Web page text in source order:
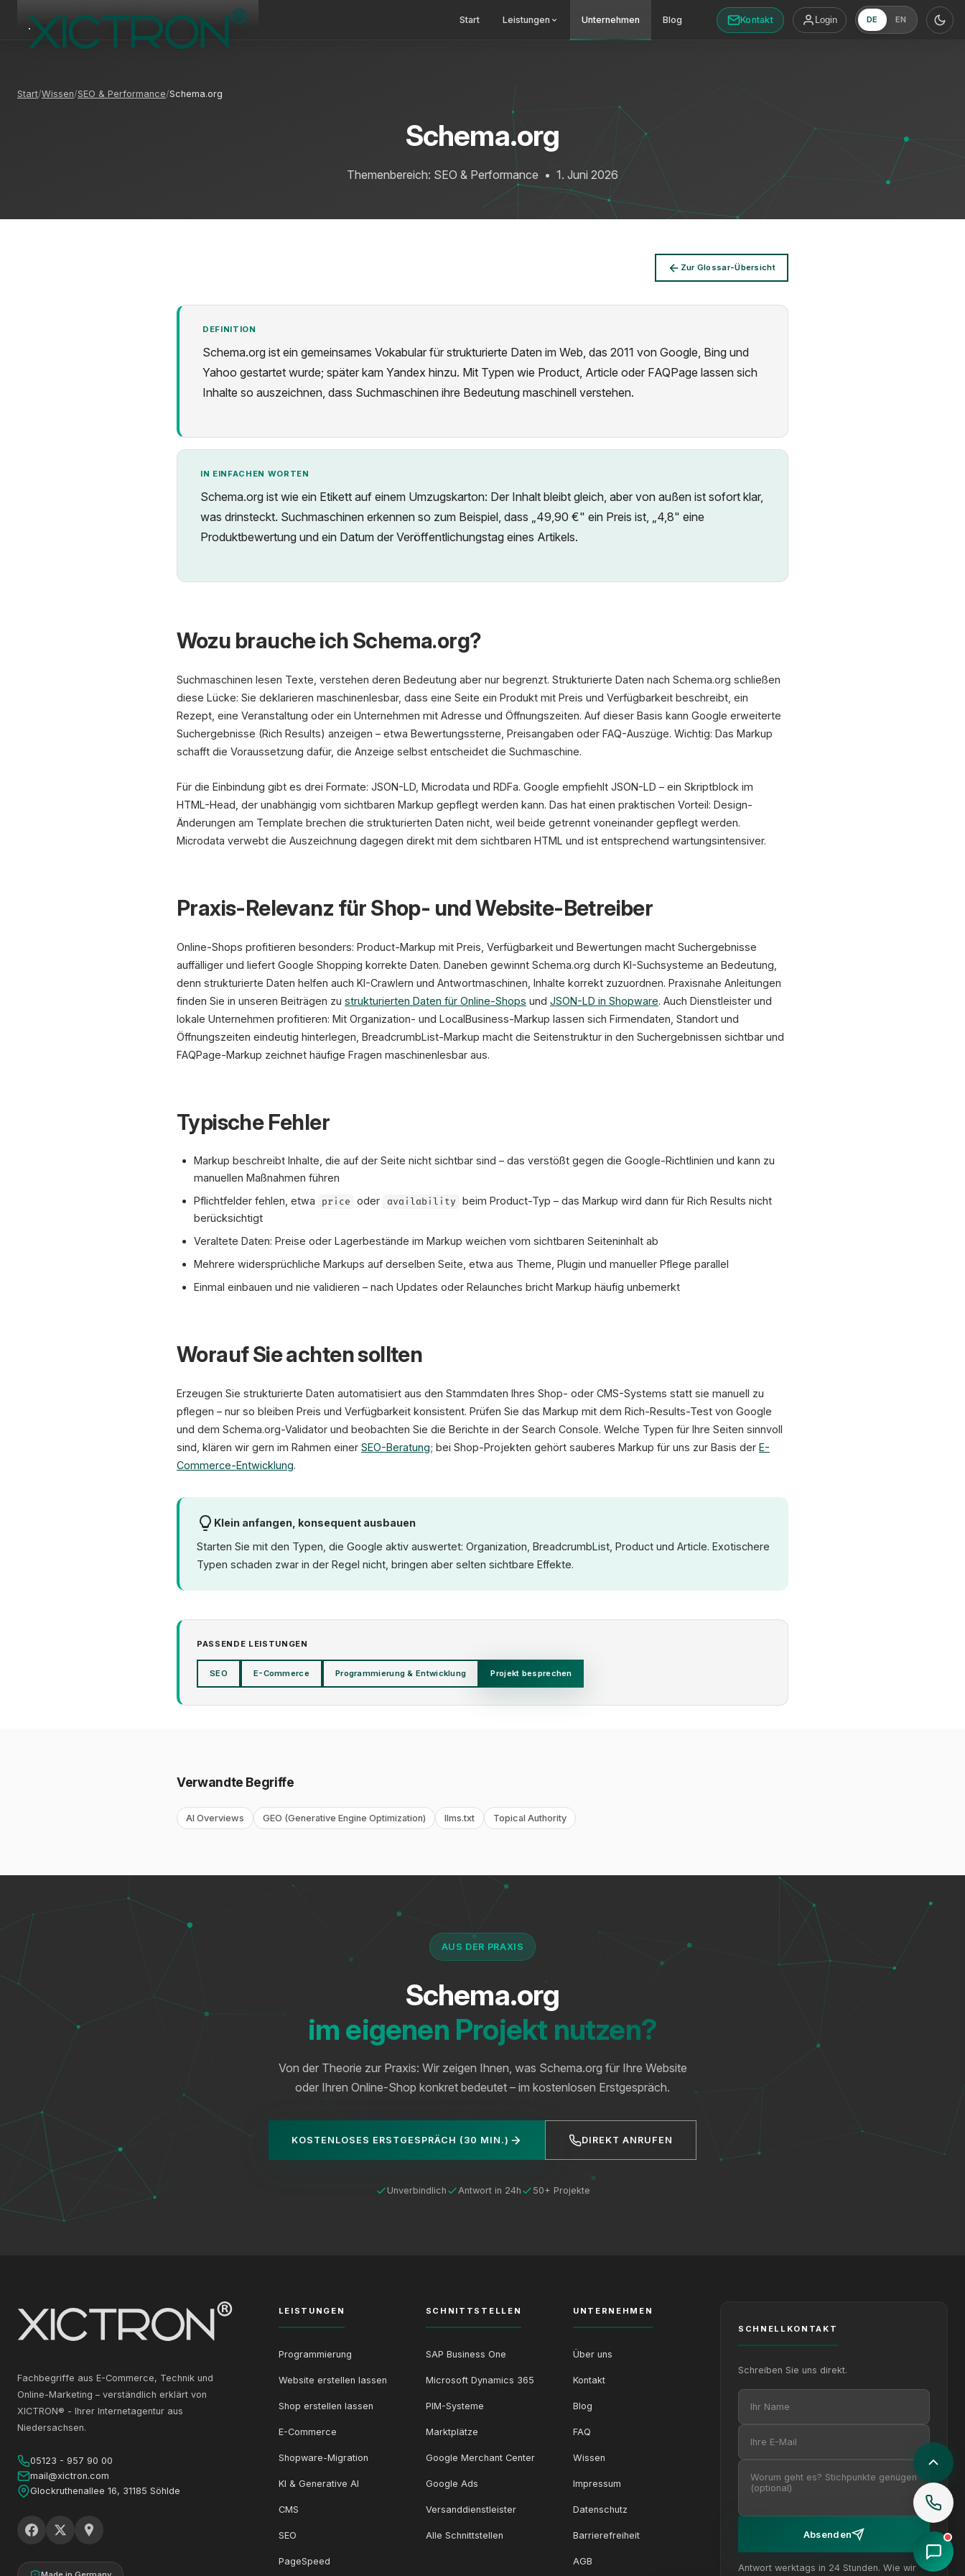
Start Leistungen Unternehmen Blog Kontakt Login DE EN
Start Wissen SEO & Performance Schema.org
Schema.org
Themenbereich: SEO & Performance • 1. Juni 2026
Zur Glossar-Übersicht
DEFINITION
Schema.org ist ein gemeinsames Vokabular für strukturierte Daten im Web, das 2011 von Google, Bing und
Yahoo gestartet wurde; später kam Yandex hinzu. Mit Typen wie Product, Article oder FAQPage lassen sich
Inhalte so auszeichnen, dass Suchmaschinen ihre Bedeutung maschinell verstehen.
IN EINFACHEN WORTEN
Schema.org ist wie ein Etikett auf einem Umzugskarton: Der Inhalt bleibt gleich, aber von außen ist sofort klar,
was drinsteckt. Suchmaschinen erkennen so zum Beispiel, dass „49,90 €" ein Preis ist, „4,8" eine
Produktbewertung und ein Datum der Veröffentlichungstag eines Artikels.
Wozu brauche ich Schema.org?
Suchmaschinen lesen Texte, verstehen deren Bedeutung aber nur begrenzt. Strukturierte Daten nach Schema.org schließen
diese Lücke: Sie deklarieren maschinenlesbar, dass eine Seite ein Produkt mit Preis und Verfügbarkeit beschreibt, ein
Rezept, eine Veranstaltung oder ein Unternehmen mit Adresse und Öffnungszeiten. Auf dieser Basis kann Google erweiterte
Suchergebnisse (Rich Results) anzeigen – etwa Bewertungssterne, Preisangaben oder FAQ-Auszüge. Wichtig: Das Markup
schafft die Voraussetzung dafür, die Anzeige selbst entscheidet die Suchmaschine.
Für die Einbindung gibt es drei Formate: JSON-LD, Microdata und RDFa. Google empfiehlt JSON-LD – ein Skriptblock im
HTML-Head, der unabhängig vom sichtbaren Markup gepflegt werden kann. Das hat einen praktischen Vorteil: Design-
Änderungen am Template brechen die strukturierten Daten nicht, weil beide getrennt voneinander gepflegt werden.
Microdata verwebt die Auszeichnung dagegen direkt mit dem sichtbaren HTML und ist entsprechend wartungsintensiver.
Praxis-Relevanz für Shop- und Website-Betreiber
Online-Shops profitieren besonders: Product-Markup mit Preis, Verfügbarkeit und Bewertungen macht Suchergebnisse
auffälliger und liefert Google Shopping korrekte Daten. Daneben gewinnt Schema.org durch KI-Suchsysteme an Bedeutung,
denn strukturierte Daten helfen auch KI-Crawlern und Antwortmaschinen, Inhalte korrekt zuzuordnen. Praxisnahe Anleitungen
finden Sie in unseren Beiträgen zu strukturierten Daten für Online-Shops und JSON-LD in Shopware. Auch Dienstleister und
lokale Unternehmen profitieren: Mit Organization- und LocalBusiness-Markup lassen sich Firmendaten, Standort und
Öffnungszeiten eindeutig hinterlegen, BreadcrumbList-Markup macht die Seitenstruktur in den Suchergebnissen sichtbar und
FAQPage-Markup zeichnet häufige Fragen maschinenlesbar aus.
Typische Fehler
Markup beschreibt Inhalte, die auf der Seite nicht sichtbar sind – das verstößt gegen die Google-Richtlinien und kann zu
manuellen Maßnahmen führen
Pflichtfelder fehlen, etwa
price oder availability
beim Product-Typ – das Markup wird dann für Rich Results nicht
berücksichtigt
Veraltete Daten: Preise oder Lagerbestände im Markup weichen vom sichtbaren Seiteninhalt ab
Mehrere widersprüchliche Markups auf derselben Seite, etwa aus Theme, Plugin und manueller Pflege parallel
Einmal einbauen und nie validieren – nach Updates oder Relaunches bricht Markup häufig unbemerkt
Worauf Sie achten sollten
Erzeugen Sie strukturierte Daten automatisiert aus den Stammdaten Ihres Shop- oder CMS-Systems statt sie manuell zu
pflegen – nur so bleiben Preis und Verfügbarkeit konsistent. Prüfen Sie das Markup mit dem Rich-Results-Test von Google
und dem Schema.org-Validator und beobachten Sie die Berichte in der Search Console. Welche Typen für Ihre Seiten sinnvoll
sind, klären wir gern im Rahmen einer SEO-Beratung; bei Shop-Projekten gehört sauberes Markup für uns zur Basis der E-
Commerce-Entwicklung.
Klein anfangen, konsequent ausbauen
Starten Sie mit den Typen, die Google aktiv auswertet: Organization, BreadcrumbList, Product und Article. Exotischere
Typen schaden zwar in der Regel nicht, bringen aber selten sichtbare Effekte.
PASSENDE LEISTUNGEN
SEO E-Commerce Programmierung & Entwicklung Projekt besprechen
Verwandte Begriffe
AI Overviews GEO (Generative Engine Optimization) llms.txt Topical Authority
AUS DER PRAXIS
Schema.org
im eigenen Projekt nutzen?
Von der Theorie zur Praxis: Wir zeigen Ihnen, was Schema.org für Ihre Website
oder Ihren Online-Shop konkret bedeutet – im kostenlosen Erstgespräch.
KOSTENLOSES ERSTGESPRÄCH (30 MIN.) DIREKT ANRUFEN
Unverbindlich Antwort in 24h 50+ Projekte
Fachbegriffe aus E-Commerce, Technik und
Online-Marketing – verständlich erklärt von
XICTRON® - Ihrer Internetagentur aus
Niedersachsen.
05123 - 957 90 00
mail@xictron.com
Glockruthenallee 16, 31185 Söhlde
LEISTUNGEN
Programmierung
Website erstellen lassen
Shop erstellen lassen
E-Commerce
Shopware-Migration
KI & Generative AI
CMS
SEO
PageSpeed
SCHNITTSTELLEN
SAP Business One
Microsoft Dynamics 365
PIM-Systeme
Marktplätze
Google Merchant Center
Google Ads
Versanddienstleister
Alle Schnittstellen
UNTERNEHMEN
Über uns
Kontakt
Blog
FAQ
Wissen
Impressum
Datenschutz
Barrierefreiheit
AGB
SCHNELLKONTAKT
Schreiben Sie uns direkt.
Ihr Name
Ihre E-Mail
Ihre Nachricht (optional)
Absenden
Antwort werktags in 24 Stunden. Wie wir
Datenschutz